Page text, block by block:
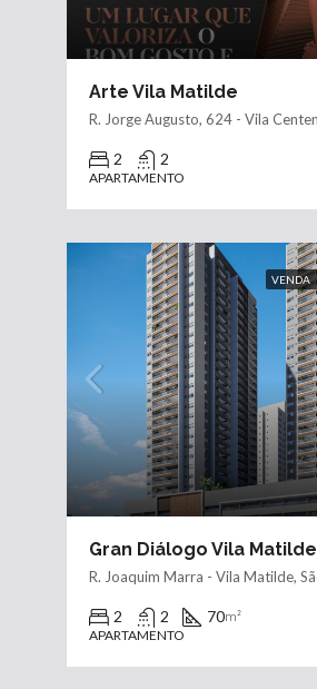
Arte Vila Matilde
2 2
APARTAMENTO
VENDA
Gran Diálogo Vila Matilde
2 2 70m²
APARTAMENTO